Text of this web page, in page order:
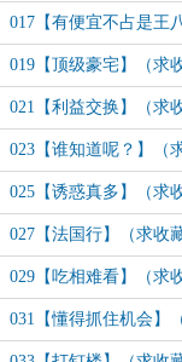
017【有便宜不占是王
收藏）
019【顶级豪宅】（求
021【利益交换】（求
023【谁知道呢？】（
025【诱惑真多】（求
027【法国行】（求收藏
029【吃相难看】（求
031【懂得抓住机会】